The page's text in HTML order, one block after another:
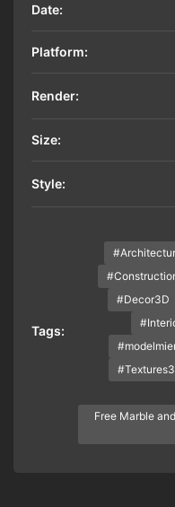
Date:
Platform:
Render:
Size:
Style:
Tags:
#Decor3D
Free Marble